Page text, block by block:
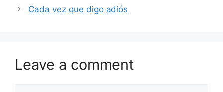
Cada vez que digo adiós
Leave a comment